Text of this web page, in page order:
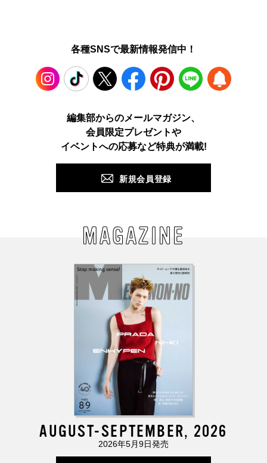
各種SNSで最新情報発信中！
TikTok Facebook Pinterest LINE
編集部からのメールマガジン、
会員限定プレゼントや
イベントへの応募など特典が満載!
新規会員登録
MAGAZINE
AUGUST-SEPTEMBER, 2026
2026年5月9日発売